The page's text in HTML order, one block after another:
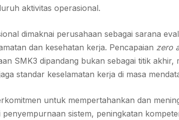
aktivitas operasional.
dimaknai perusahaan sebagai sarana
dan kesehatan kerja. Pencapaian zero
SMK3 dipandang bukan sebagai titik akhir,
standar keselamatan kerja di masa
untuk mempertahankan dan
penyempurnaan sistem, peningkatan